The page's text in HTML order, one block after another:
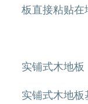
板直接粘贴在
实铺式木地板
实铺式木地